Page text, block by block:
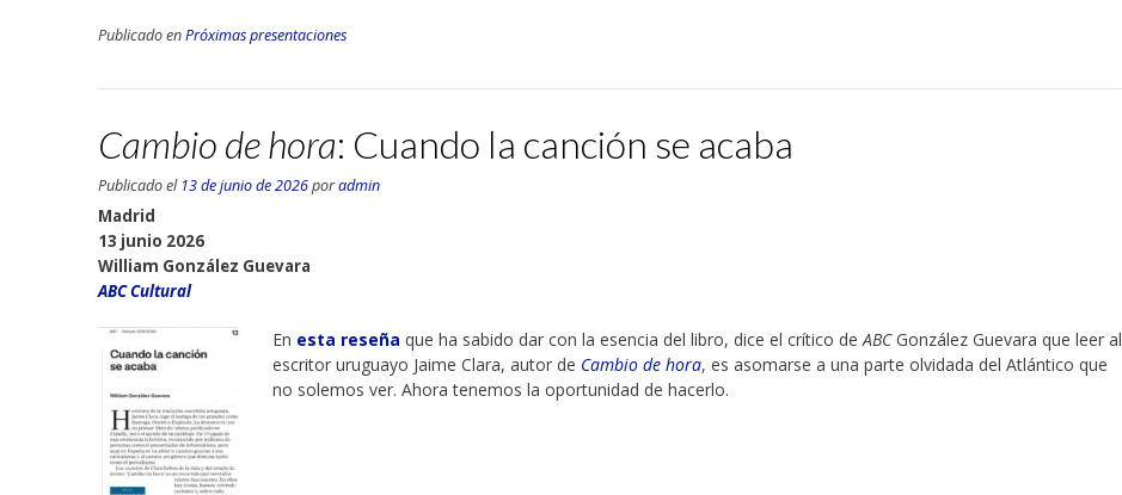
Publicado enPróximas presentaciones
Cambio de hora: Cuando la canción se acaba
Publicado el 13 de junio de 2026poradmin
Madrid
13 junio 2026
William González Guevara
ABC Cultural
En esta reseña que ha sabido dar con la esencia del libro, dice el crítico deABCGonzález Guevara que leer al
escritor uruguayo Jaime Clara, autor de Cambio de hora, es asomarse a una parte olvidada del Atlántico que
no solemos ver. Ahora tenemos la oportunidad de hacerlo.